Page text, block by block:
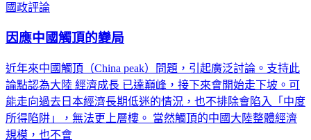
國政評論
因應中國觸頂的變局
近年來中國觸頂（China peak）問題，引起廣泛討論。支持此
論點認為大陸 經濟成長 已達巔峰，接下來會開始走下坡。可
能走向過去日本經濟長期低迷的情況，也不排除會陷入「中度
所得陷阱」，無法更上層樓。 當然觸頂的中國大陸整體經濟
規模，也不會